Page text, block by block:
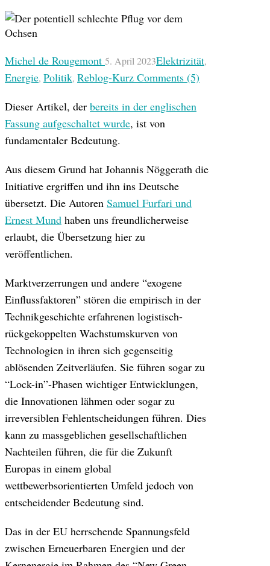
Michel de Rougemont 5. April 2023Elektrizität,
Energie, Politik, Reblog-Kurz Comments (5)
Dieser Artikel, der bereits in der englischen
Fassung aufgeschaltet wurde, ist von
fundamentaler Bedeutung.
Aus diesem Grund hat Johannis Nöggerath die
Initiative ergriffen und ihn ins Deutsche
übersetzt. Die Autoren Samuel Furfari und
Ernest Mund haben uns freundlicherweise
erlaubt, die Übersetzung hier zu
veröffentlichen.
Marktverzerrungen und andere “exogene
Einflussfaktoren” stören die empirisch in der
Technikgeschichte erfahrenen logistisch-
rückgekoppelten Wachstumskurven von
Technologien in ihren sich gegenseitig
ablösenden Zeitverläufen. Sie führen sogar zu
“Lock-in”-Phasen wichtiger Entwicklungen,
die Innovationen lähmen oder sogar zu
irreversiblen Fehlentscheidungen führen. Dies
kann zu massgeblichen gesellschaftlichen
Nachteilen führen, die für die Zukunft
Europas in einem global
wettbewerbsorientierten Umfeld jedoch von
entscheidender Bedeutung sind.
Das in der EU herrschende Spannungsfeld
zwischen Erneuerbaren Energien und der